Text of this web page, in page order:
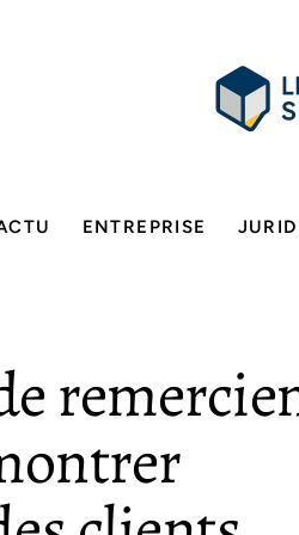
ENTREPRISE